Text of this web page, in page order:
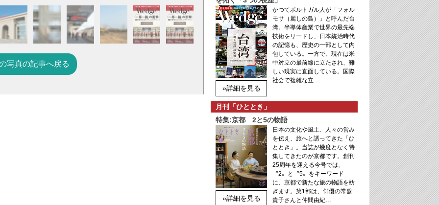
写真の記事へ戻る
»詳細を見る
かつてポルトガル人が「フォル
モサ（麗しの島）」と呼んだ台
湾。半導体産業で世界の最先端
技術をリードし、日本統治時代
の記憶も、歴史の一部として内
包している。一方で、現在は米
中対立の最前線に立たされ、難
しい現実に直面している。国際
社会で複雑な立…
月刊「ひととき」
特集:京都 2と5の物語
»詳細を見る
日本の文化や風土、人々の営み
を伝え、旅へと誘ってきた「ひ
ととき」。当誌が幾度となく特
集してきたのが京都です。創刊
25周年を迎える今号では、
〝2〟と〝5〟をキーワード
に、京都で新たな旅の物語を紡
ぎます。第1部は、俳優の常盤
貴子さんと仲間由紀…